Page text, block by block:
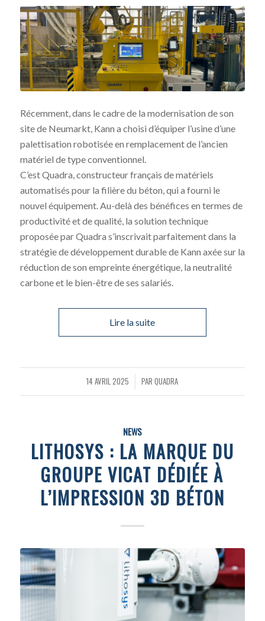
Récemment, dans le cadre de la modernisation de son
site de Neumarkt, Kann a choisi d’équiper l’usine d’une
palettisation robotisée en remplacement de l’ancien
matériel de type conventionnel.
C’est Quadra, constructeur français de matériels
automatisés pour la filière du béton, qui a fourni le
nouvel équipement. Au-delà des bénéfices en termes de
productivité et de qualité, la solution technique
proposée par Quadra s’inscrivait parfaitement dans la
stratégie de développement durable de Kann axée sur la
réduction de son empreinte énergétique, la neutralité
carbone et le bien-être de ses salariés.
Lire la suite
14 AVRIL 2025
/ PARQUADRA
NEWS
LITHOSYS : LA MARQUE DU
GROUPE VICAT DÉDIÉE À
L’IMPRESSION 3D BÉTON